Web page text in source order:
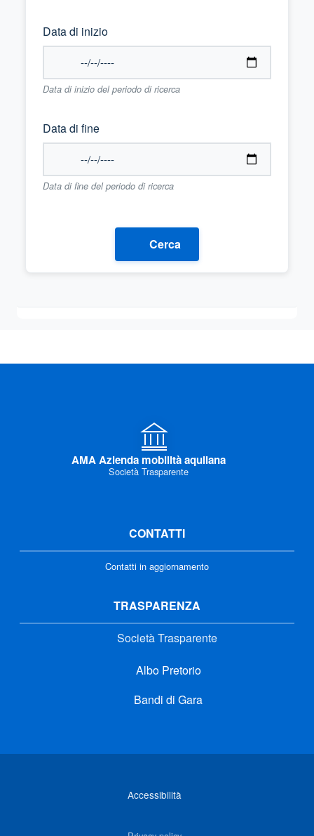
Data di inizio
Data di inizio del periodo di ricerca
Data di fine
Data di fine del periodo di ricerca
Cerca
AMA Azienda mobilità aquilana
Società Trasparente
CONTATTI
Contatti in aggiornamento
TRASPARENZA
Società Trasparente
Albo Pretorio
Bandi di Gara
Accessibilità